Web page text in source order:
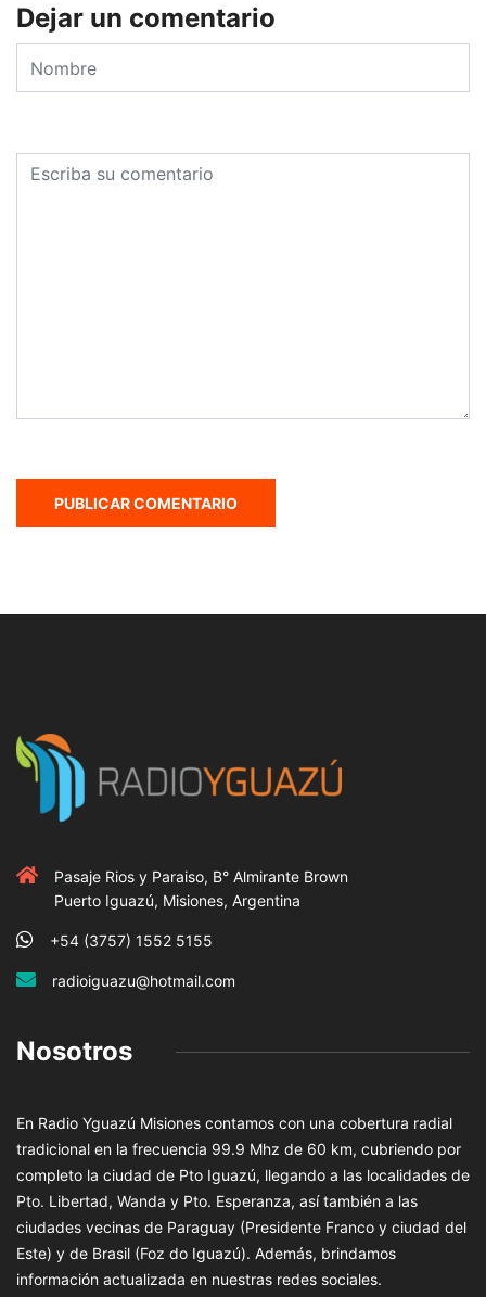
Dejar un comentario
Pasaje Rios y Paraiso, B° Almirante Brown
Puerto Iguazú, Misiones, Argentina
+54 (3757) 1552 5155
radioiguazu@hotmail.com
Nosotros
En Radio Yguazú Misiones contamos con una cobertura radial
tradicional en la frecuencia 99.9 Mhz de 60 km, cubriendo por
completo la ciudad de Pto Iguazú, llegando a las localidades de
Pto. Libertad, Wanda y Pto. Esperanza, así también a las
ciudades vecinas de Paraguay (Presidente Franco y ciudad del
Este) y de Brasil (Foz do Iguazú). Además, brindamos
información actualizada en nuestras redes sociales.